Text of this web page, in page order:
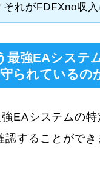
それがFDFXno収入
最強EAシステ
られているの
EAシステムの
することができ